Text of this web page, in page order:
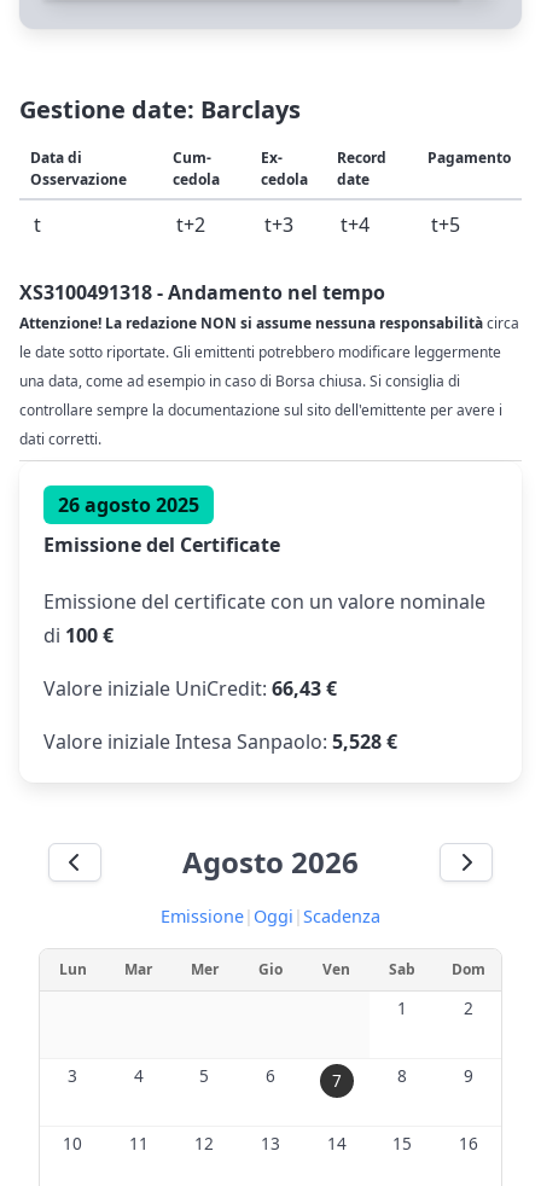
Gestione date: Barclays
Data di
Osservazione
Cum-
cedola
Ex-
cedola
Record
date
Pagamento
t t+2 t+3 t+4 t+5
XS3100491318 - Andamento nel tempo
Attenzione! La redazione NON si assume nessuna responsabilitàcirca
le date sotto riportate. Gli emittenti potrebbero modificare leggermente
una data, come ad esempio in caso di Borsa chiusa. Si consiglia di
controllare sempre la documentazione sul sito dell'emittente per avere i
dati corretti.
26 agosto 2025
Emissione del Certificate
Emissione del certificate con un valore nominale
di 100 €
Valore iniziale UniCredit: 66,43 €
Valore iniziale Intesa Sanpaolo: 5,528 €
Agosto 2026
Emissione| Oggi |Scadenza
Lun Mar Mer Gio Ven Sab Dom
1 2
3 4 5 6 7 8 9
10 11 12 13 14 15 16